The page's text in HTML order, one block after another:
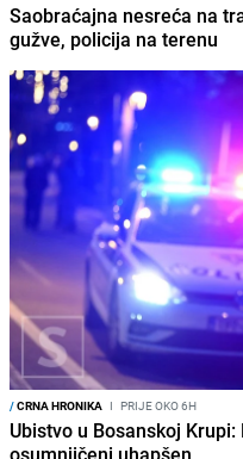
Saobraćajna nesreća na
gužve, policija na terenu
/CRNA HRONIKA I PRIJE OKO 6H
Ubistvo u Bosanskoj